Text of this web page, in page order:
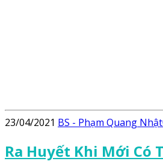
23/04/2021 BS - Phạm Quang Nhật
Ra Huyết Khi Mới Có